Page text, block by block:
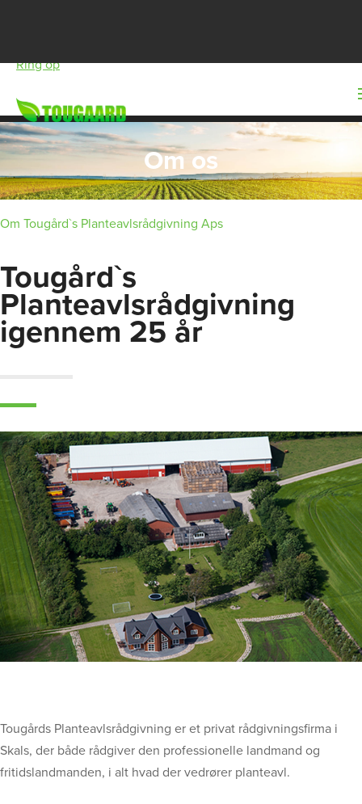
Ring op
Om os
Om Tougård`s Planteavlsrådgivning Aps
Tougård`s
Planteavlsrådgivning
igennem 25 år
Tougårds Planteavlsrådgivning er et privat rådgivningsfirma i
Skals, der både rådgiver den professionelle landmand og
fritidslandmanden, i alt hvad der vedrører planteavl.